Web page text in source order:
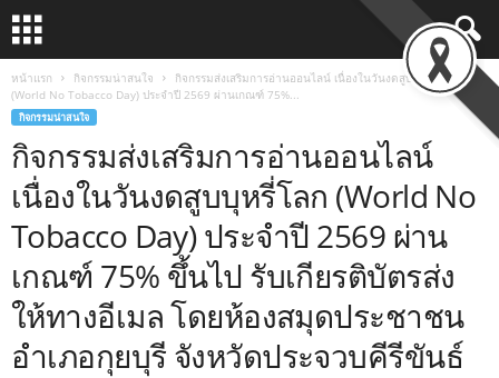
หน้าแรก กิจกรรมน่าสนใจ
กิจกรรมส่งเสริมการอ่านออนไลน์ เนื่องในวันงดสูบบุหรี่โลก
(World No Tobacco Day) ประจำปี 2569 ผ่านเกณฑ์ 75%...
กิจกรรมน่าสนใจ
กิจกรรมส่งเสริมการอ่านออนไลน์
เนื่องในวันงดสูบบุหรี่โลก (World No
Tobacco Day) ประจำปี 2569 ผ่าน
เกณฑ์ 75% ขึ้นไป รับเกียรติบัตรส่ง
ให้ทางอีเมล โดยห้องสมุดประชาชน
อำเภอกุยบุรี จังหวัดประจวบคีรีขันธ์